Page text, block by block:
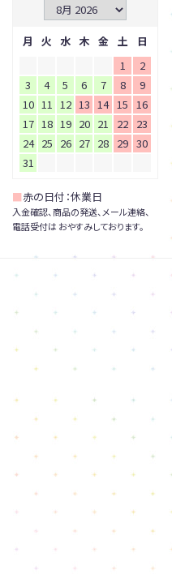
月 火 水 木 金 土
日
1
2
3
4 5 6 7 8
9
10 11 12 13 14 15
16
17 18 19 20 21 22 23
24 25 26 27 28 29 30
31
■赤の日付：休業日
入金確認、商品の発送、メール連絡、
電話受付は おやすみしております。